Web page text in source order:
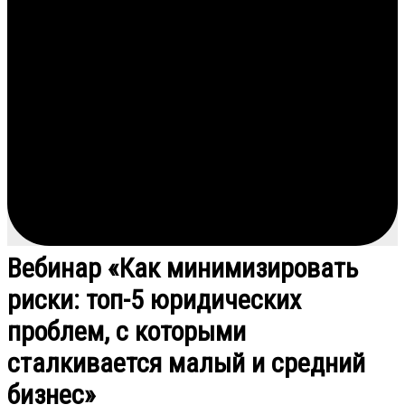
Вебинар «Как минимизировать
риски: топ-5 юридических
проблем, с которыми
сталкивается малый и средний
бизнес»